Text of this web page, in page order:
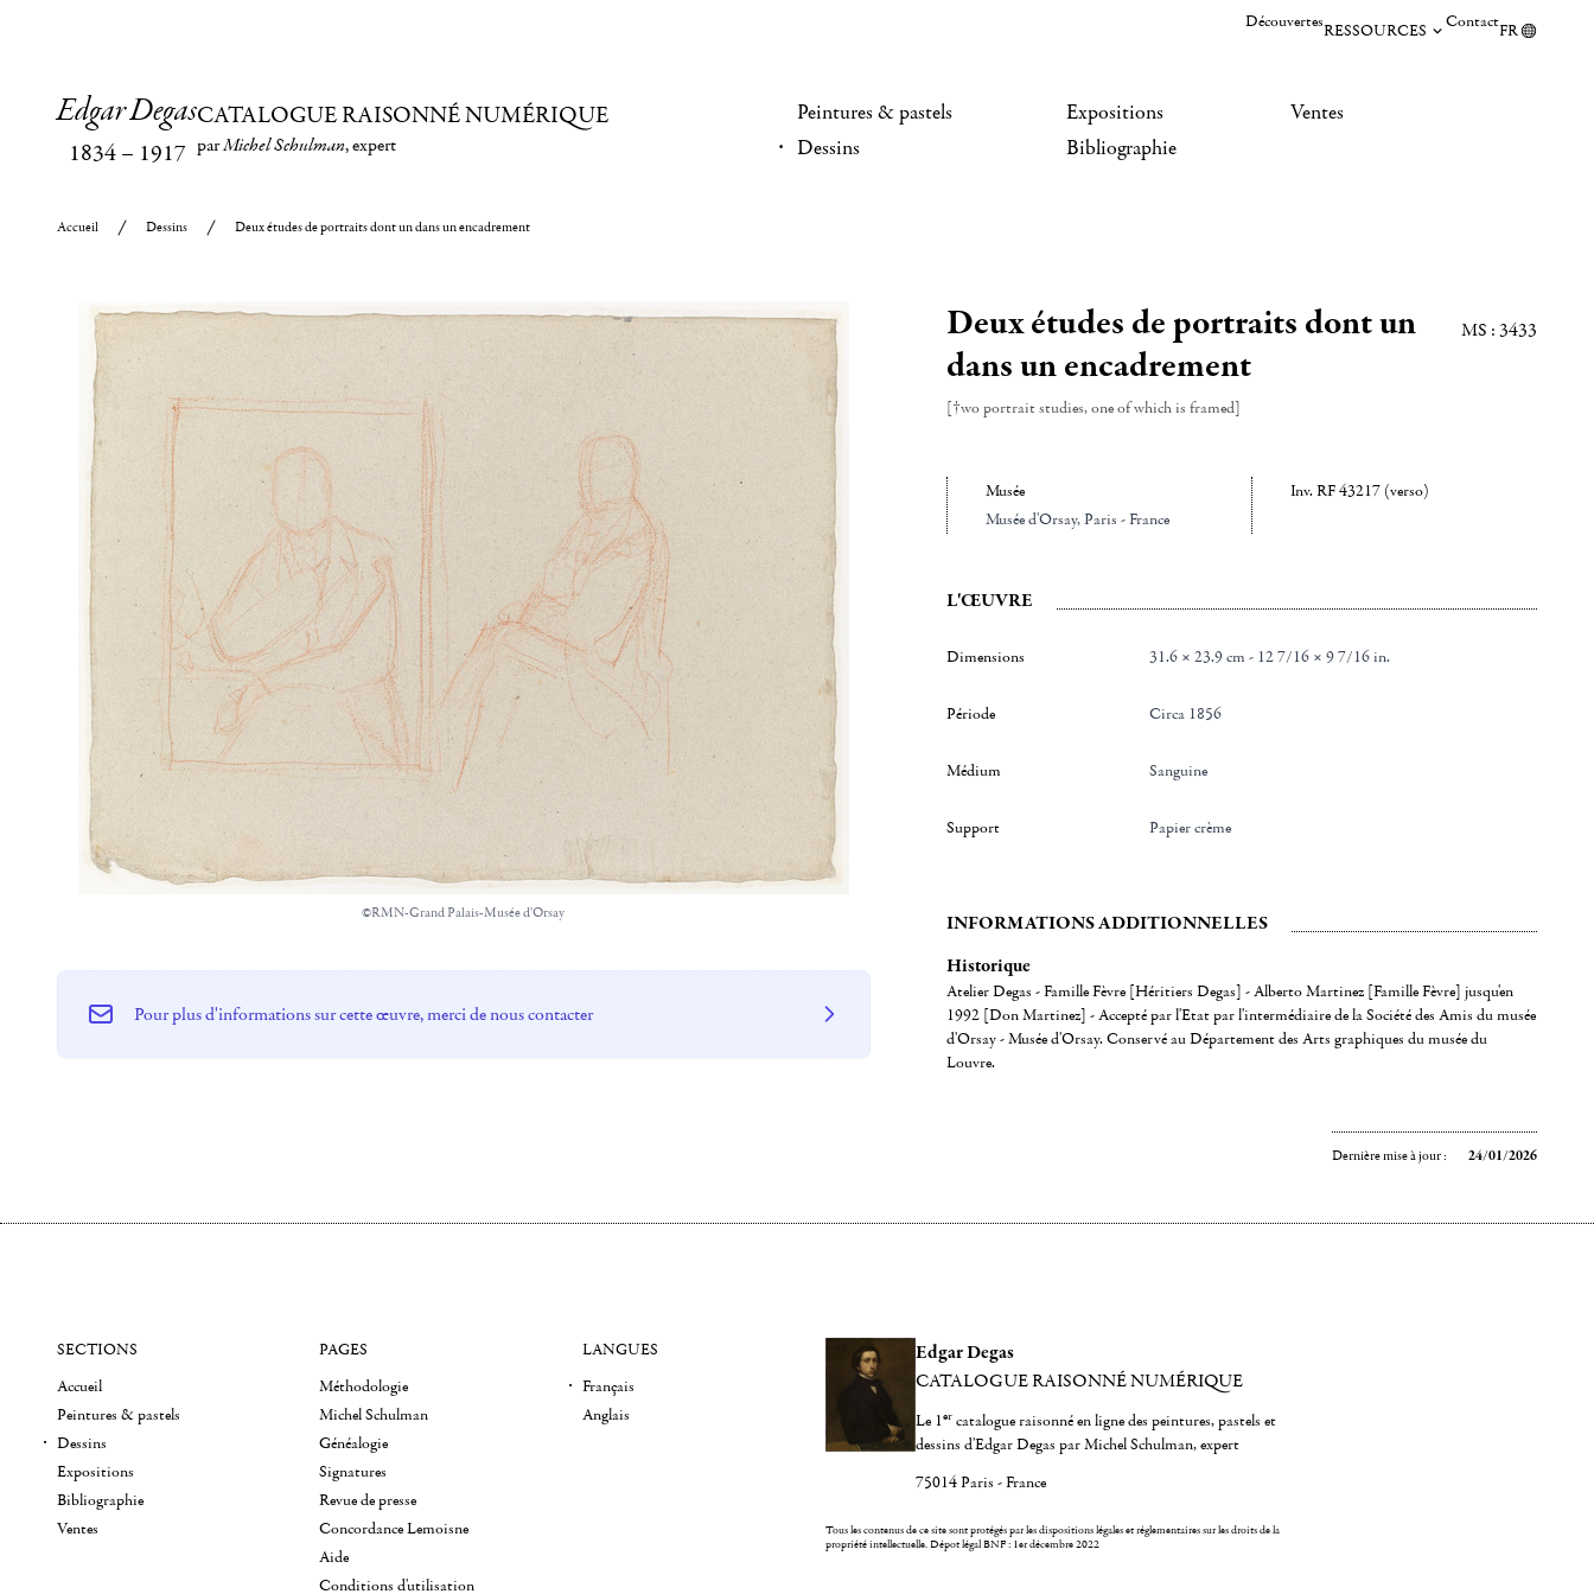
DécouvertesRESSOURCES ContactFR
Edgar Degas
1834– 1917
CATALOGUE RAISONNÉ NUMÉRIQUE
parMichel Schulman, expert
Peintures & pastels
Dessins
Expositions
Bibliographie
Ventes
Accueil Dessins Deux études de portraits dont un dans un encadrement
©RMN-Grand Palais-Musée d'Orsay
Deux études de portraits dont un
dans un encadrement
[†wo portrait studies, one of which is framed]
MS : 3433
Musée
Musée d'Orsay, Paris - France
Inv. RF 43217 (verso)
L'ŒUVRE
Dimensions 31.6 × 23.9 cm - 12 7/16 × 9 7/16 in.
Période Circa 1856
Médium Sanguine
Support Papier crème
INFORMATIONS ADDITIONNELLES
Historique
Atelier Degas - Famille Fèvre [Héritiers Degas] - Alberto Martinez [Famille Fèvre] jusqu'en
1992 [Don Martinez] - Accepté par l'Etat par l'intermédiaire de la Société des Amis du musée
d'Orsay - Musée d'Orsay. Conservé au Département des Arts graphiques du musée du
Louvre.
Dernière mise à jour : 24/01/2026
Pour plus d'informations sur cette œuvre, merci de nous contacter
Edgar Degas
CATALOGUE RAISONNÉ NUMÉRIQUE
Le 1er catalogue raisonné en ligne des peintures, pastels et
dessins d'Edgar Degas par Michel Schulman, expert
75014 Paris - France
Tous les contenus de ce site sont protégés par les dispositions légales et réglementaires sur les droits de la
propriété intellectuelle.Dépot légal BNF : 1er décembre 2022
SECTIONS
Accueil
Peintures & pastels
Dessins
Expositions
Bibliographie
Ventes
PAGES
Méthodologie
Michel Schulman
Généalogie
Signatures
Revue de presse
Concordance Lemoisne
Aide
Conditions d'utilisation
LANGUES
Français
Anglais